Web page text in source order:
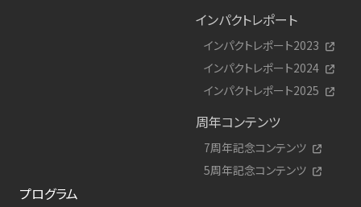
インパクトレポート
インパクトレポート2023
インパクトレポート2024
インパクトレポート2025
周年コンテンツ
7周年記念コンテンツ
5周年記念コンテンツ
プログラム